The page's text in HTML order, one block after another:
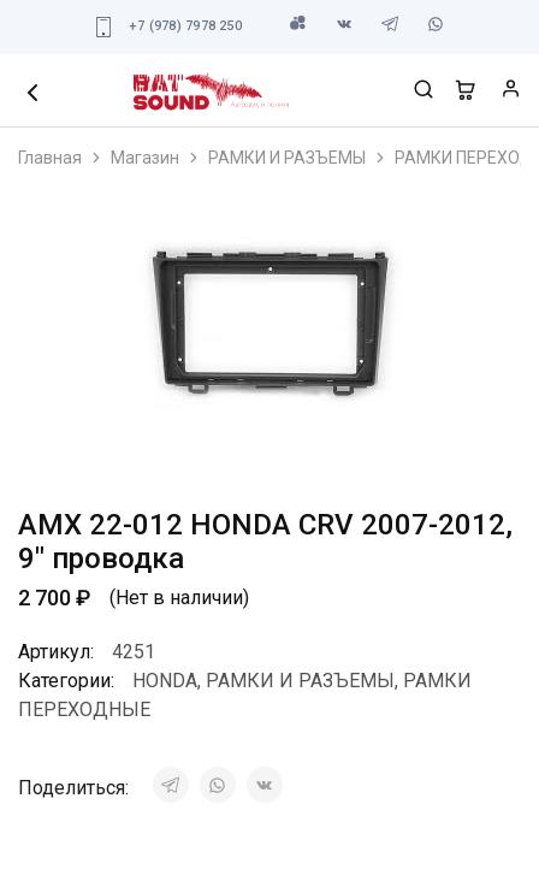
+7 (978) 7978 250
Главная Магазин РАМКИ И РАЗЪЕМЫ РАМКИ
AMX 22-012 HONDA CRV 2007-2012,
9″ проводка
2 700₽ (Нет в наличии)
Артикул:
4251
Категории:
HONDA, РАМКИ И РАЗЪЕМЫ, РАМКИ
ПЕРЕХОДНЫЕ
Поделиться: